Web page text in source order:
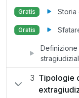
Gratis Storia
Gratis
3 Tipologie